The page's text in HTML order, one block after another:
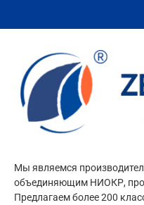
Мы являемся
объединяющим НИОКР,
Предлагаем более 200